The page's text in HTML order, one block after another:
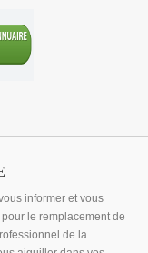
informer et vous
le remplacement de
de la